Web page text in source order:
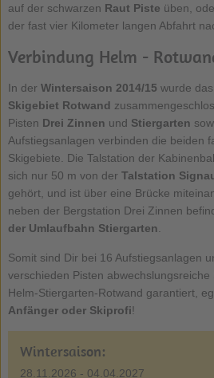
auf der schwarzen Raut Piste üben,
der fast vier Kilometer langen Abfahrt
Verbindung Helm -
In der Wintersaison 2014/15 wurde das
Skigebiet Rotwand
Pisten Drei Zinnen und Stiergarten
Aufstiegsanlagen verbinden die beiden
Skigebiete. Die Talstation der
sich nur 50 m von der Talstation
gehört, und ist über eine Brücke
neben der Bergstation Drei Zinnen
der Umlaufbahn Stiergarten
Somit sind Dir bei 16 Aufstiegsanlagen
verschieden Pisten
Helm-Stiergarten-Rotwand garantiert,
Anfänger oder Skiprofi!
Wintersaison:
28.11.2026 - 04.04.2027